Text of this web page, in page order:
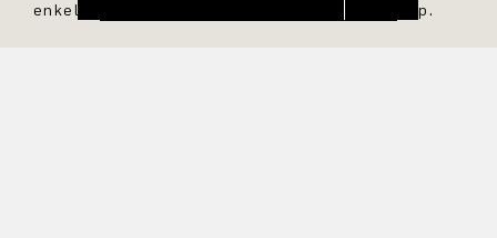
enkele nieuwe stijl in de DRYKORN online shop.